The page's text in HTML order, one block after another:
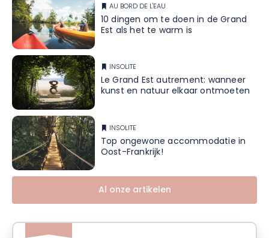
AU BORD DE L'EAU
10 dingen om te doen in de Grand
Est als het te warm is
INSOLITE
Le Grand Est autrement: wanneer
kunst en natuur elkaar ontmoeten
INSOLITE
Top ongewone accommodatie in
Oost-Frankrijk!
Al onze artikelen